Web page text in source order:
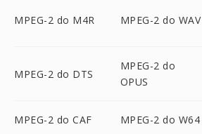
MPEG-2 do M4R MPEG-2 do WAV
MPEG-2 do DTS
MPEG-2 do
OPUS
MPEG-2 do CAF MPEG-2 do W64